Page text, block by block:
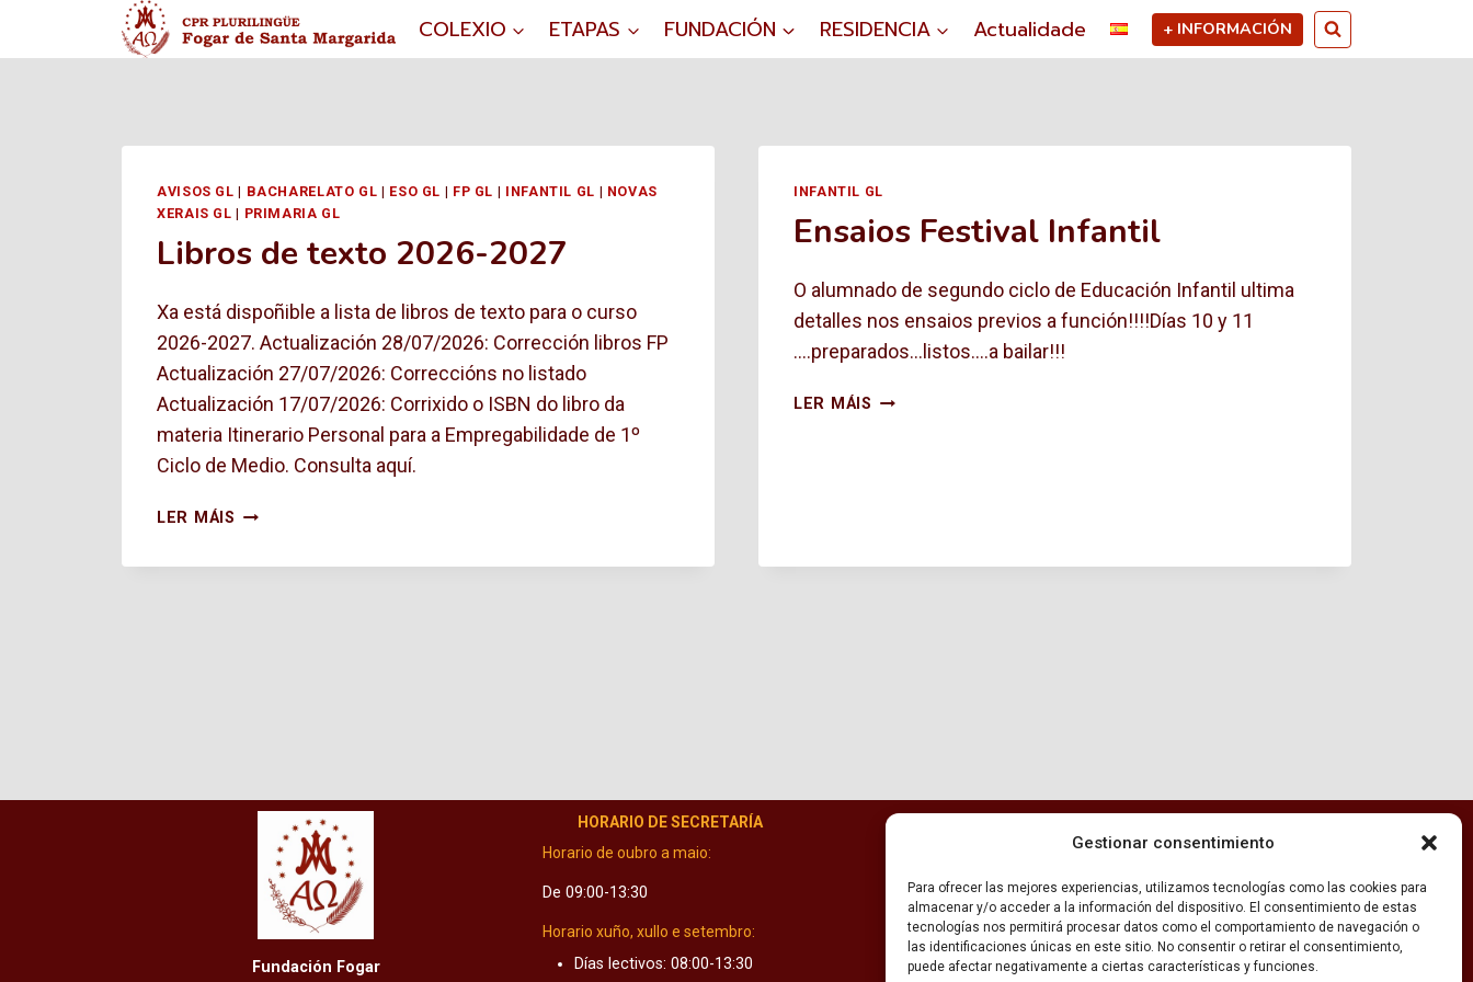
Gestionar consentimiento
Para ofrecer las mejores experiencias, utilizamos tecnologías como las cookies para
almacenar y/o acceder a la información del dispositivo. El consentimiento de estas
tecnologías nos permitirá procesar datos como el comportamiento de navegación o
las identificaciones únicas en este sitio. No consentir o retirar el consentimiento,
puede afectar negativamente a ciertas características y funciones.
COLEXIO ETAPAS FUNDACIÓN RESIDENCIA Actualidade + INFORMACIÓN
AVISOS GL | BACHARELATO GL | ESO GL | FP GL | INFANTIL GL | NOVAS
XERAIS GL | PRIMARIA GL
Libros de texto 2026-2027
Xa está dispoñible a lista de libros de texto para o curso
2026-2027. Actualización 28/07/2026: Corrección libros FP
Actualización 27/07/2026: Correccións no listado
Actualización 17/07/2026: Corrixido o ISBN do libro da
materia Itinerario Personal para a Empregabilidade de 1º
Ciclo de Medio. Consulta aquí.
LER MÁIS LIBROS
TEXTO
INFANTIL GL
Ensaios Festival Infantil
O alumnado de segundo ciclo de Educación Infantil ultima
detalles nos ensaios previos a función!!!!Días 10 y 11
….preparados…listos….a bailar!!!
LER MÁIS ENSAIOS
Fundación Fogar
HORARIO DE SECRETARÍA
Horario de oubro a maio:
De 09:00-13:30
Horario xuño, xullo e setembro:
Días lectivos: 08:00-13:30
(+34) 981 251 090
secretaria@fhsm.es